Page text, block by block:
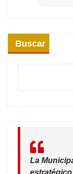
Buscar
La
estratégico